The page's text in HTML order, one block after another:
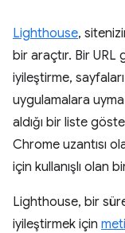
Lighthouse,
bir araçtır. Bir URL
iyileştirme,
uygulamalara
aldığı bir liste
Chrome uzantısı
için kullanışlı olan
Lighthouse, bir
iyileştirmek için